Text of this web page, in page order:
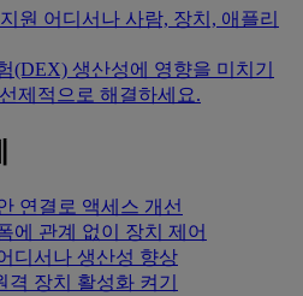
원 어디서나 사람, 장치, 애플리
(DEX) 생산성에 영향을 미치기
제적으로 해결하세요.
연결로 액세스 개선
에 관계 없이 장치 제어
디서나 생산성 향상
격 장치 활성화 켜기